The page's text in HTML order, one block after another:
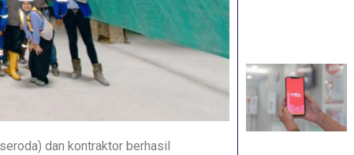
dan kontraktor berhasil